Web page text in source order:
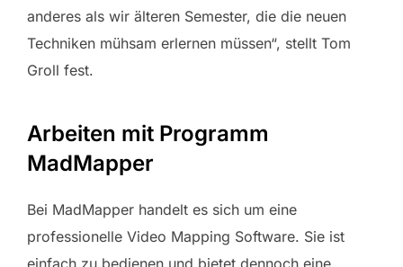
anderes als wir älteren Semester, die die neuen
Techniken mühsam erlernen müssen“, stellt Tom
Groll fest.
Arbeiten mit Programm
MadMapper
Bei MadMapper handelt es sich um eine
professionelle Video Mapping Software. Sie ist